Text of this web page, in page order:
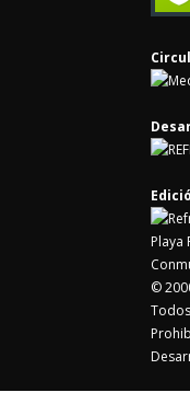
Playa
©